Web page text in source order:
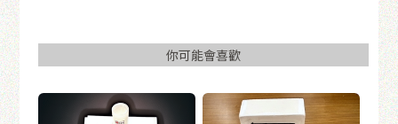
你可能會喜歡